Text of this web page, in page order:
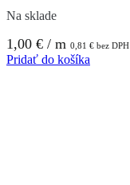
Na sklade
1,00 € / m 0,81 € bez DPH
Pridať do košíka